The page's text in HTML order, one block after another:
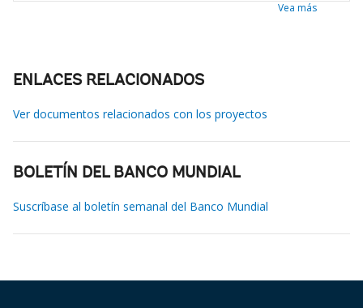
Vea más
ENLACES RELACIONADOS
Ver documentos relacionados con los proyectos
BOLETÍN DEL BANCO MUNDIAL
Suscríbase al boletín semanal del Banco Mundial